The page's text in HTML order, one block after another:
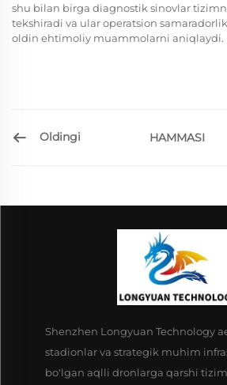
shu bilan birga diagnostik sinovlar
tekshiradi va ular operatsion
oldin ehtimoliy muammolarni aniqlaydi.
Oldingi HAMMASI
Shenzhen Longyuan Technology
stadionlar va strategik muhim
bo'lgan aqlli dronlarga qarshi